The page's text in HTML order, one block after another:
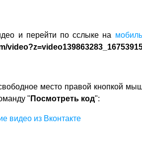
и перейти по сслыке на
место правой кнопкой
" Посмотреть код":